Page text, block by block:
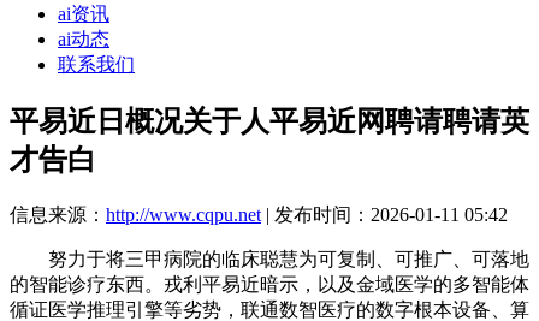
ai资讯
ai动态
联系我们
平易近日概况关于人平易近网聘请聘请英
才告白
信息来源： http://www.cqpu.net | 发布时间：2026-01-11 05:42
努力于将三甲病院的临床聪慧为可复制、可推广、可落地
的智能诊疗东西。戎利平易近暗示，以及金域医学的多智能体
循证医学推理引擎等劣势，联通数智医疗的数字根本设备、算